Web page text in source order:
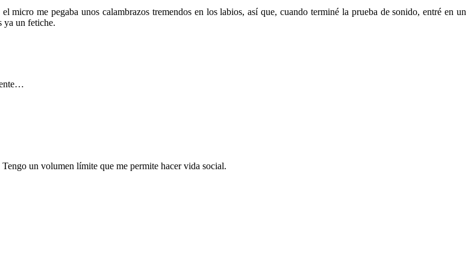
me pegaba unos calambrazos tremendos en los labios, así que, cuando terminé la prueba de sonido, entré en un
ya un fetiche.
un volumen límite que me permite hacer vida social.